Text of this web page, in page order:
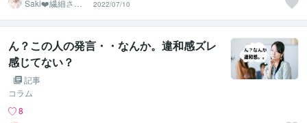
Saki❤️繊細さん
のハッピーサポ
ーター
2022/07/10
ん？この人の発言・・なんか。違和感ズレ
感じてない？
記事
コラム
8